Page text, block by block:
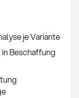
je Variante
Beschaffung